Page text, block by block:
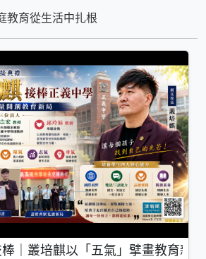
教育從生活中扎根
｜叢培麒以「五氣」擘畫教育新局